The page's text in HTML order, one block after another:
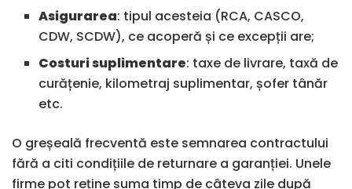
Asigurarea: tipul acesteia (RCA, CASCO,
CDW, SCDW), ce acoperă și ce excepții are;
Costuri suplimentare: taxe de livrare, taxă de
curățenie, kilometraj suplimentar, șofer tânăr
etc.
O greșeală frecventă este semnarea contractului
fără a citi condițiile de returnare a garanției. Unele
firme pot reține suma timp de câteva zile după